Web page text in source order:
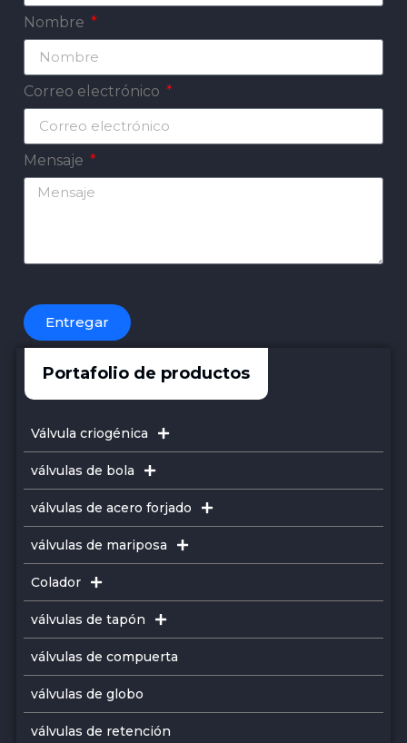
Válvula criogénica
válvulas de bola
válvulas de acero forjado
válvulas de mariposa
Colador
válvulas de tapón
válvulas de compuerta
válvulas de globo
válvulas de retención
Portafolio de productos
Nombre
Correo electrónico
Mensaje
Entregar